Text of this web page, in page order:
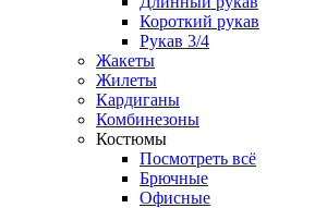
Короткий рукав
Рукав 3/4
Жакеты
Жилеты
Кардиганы
Комбинезоны
Костюмы
Посмотреть всё
Брючные
Офисные